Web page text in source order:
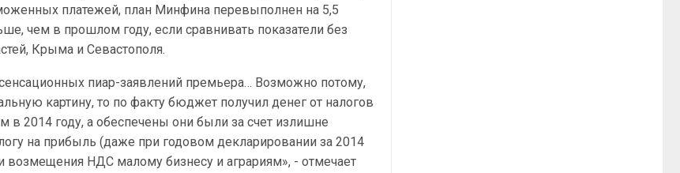
платежей, план Минфина перевыполнен на 5,5
чем в прошлом году, если сравнивать показатели без
Крыма и Севастополя.
пиар-заявлений премьера… Возможно потому,
картину, то по факту бюджет получил денег от налогов
в 2014 году, а обеспечены они были за счет излишне
на прибыль (даже при годовом декларировании за 2014
возмещения НДС малому бизнесу и аграриям», - отмечает